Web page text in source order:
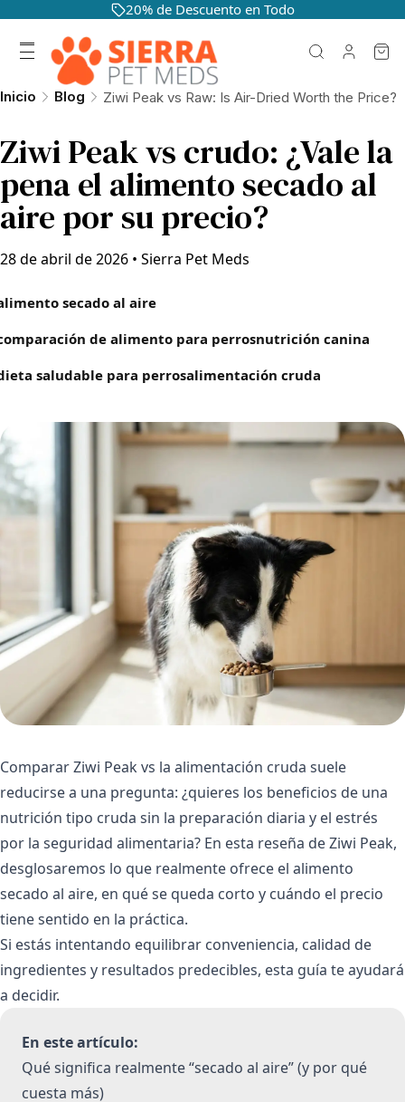
20% de Descuento en Todo
Inicio Blog Ziwi Peak vs Raw: Is Air-Dried Worth the Price?
Ziwi Peak vs crudo: ¿Vale la
pena el alimento secado al
aire por su precio?
28 de abril de 2026 • Sierra Pet Meds
secado al aire
de alimento para perrosnutrición canina
saludable para perrosalimentación cruda
Comparar Ziwi Peak vs la alimentación cruda suele
reducirse a una pregunta: ¿quieres los beneficios de una
nutrición tipo cruda sin la preparación diaria y el estrés
por la seguridad alimentaria? En esta reseña de Ziwi Peak,
desglosaremos lo que realmente ofrece el alimento
secado al aire, en qué se queda corto y cuándo el precio
tiene sentido en la práctica.
Si estás intentando equilibrar conveniencia, calidad de
ingredientes y resultados predecibles, esta guía te ayudará
a decidir.
En este artículo:
Qué significa realmente “secado al aire” (y por qué
cuesta más)